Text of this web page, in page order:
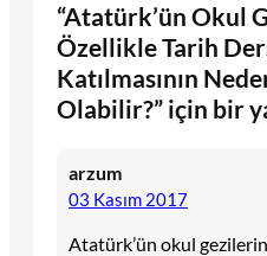
“Atatürk’ün Okul
Özellikle Tarih
Katılmasının
Olabilir?” için bir
arzum
03 Kasım 2017
Atatürk’ün okul